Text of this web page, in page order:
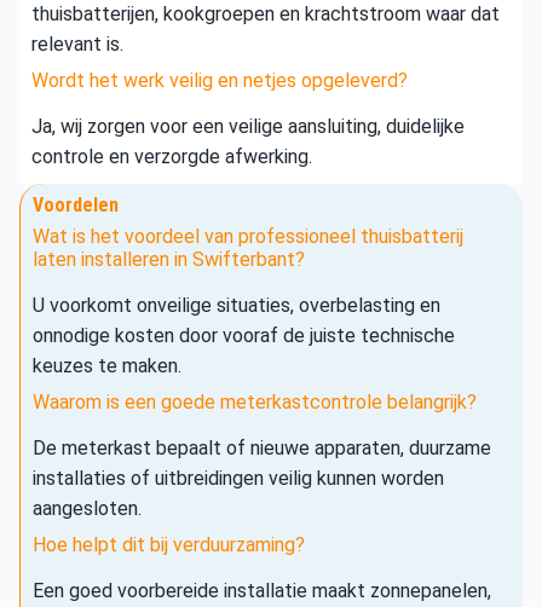
thuisbatterijen, kookgroepen en krachtstroom waar dat
relevant is.
Wordt het werk veilig en netjes opgeleverd?
Ja, wij zorgen voor een veilige aansluiting, duidelijke
controle en verzorgde afwerking.
Voordelen
Wat is het voordeel van professioneel thuisbatterij
laten installeren in Swifterbant?
U voorkomt onveilige situaties, overbelasting en
onnodige kosten door vooraf de juiste technische
keuzes te maken.
Waarom is een goede meterkastcontrole belangrijk?
De meterkast bepaalt of nieuwe apparaten, duurzame
installaties of uitbreidingen veilig kunnen worden
aangesloten.
Hoe helpt dit bij verduurzaming?
Een goed voorbereide installatie maakt zonnepanelen,